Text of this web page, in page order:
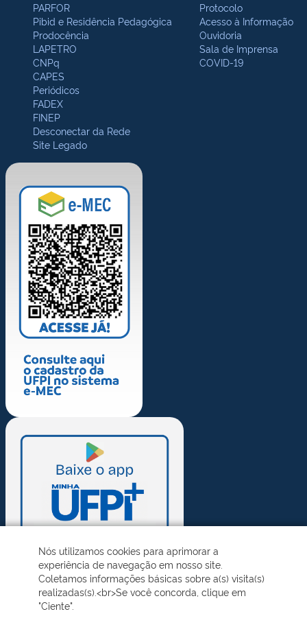
PARFOR
Pibid e Residência Pedagógica
Prodocência
LAPETRO
CNPq
CAPES
Periódicos
FADEX
FINEP
Desconectar da Rede
Site Legado
Protocolo
Acesso à Informação
Ouvidoria
Sala de Imprensa
COVID-19
Nós utilizamos cookies para aprimorar a
experiência de navegação em nosso site.
Coletamos informações básicas sobre a(s) visita(s)
realizadas(s).<br>Se você concorda, clique em
"Ciente".